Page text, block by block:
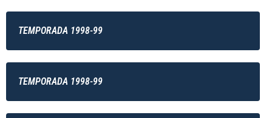
TEMPORADA 1998-99
TEMPORADA 1998-99